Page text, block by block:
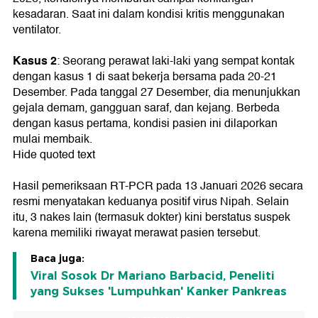
kesadaran. Saat ini dalam kondisi kritis menggunakan
ventilator.
Kasus 2: Seorang perawat laki-laki yang sempat kontak
dengan kasus 1 di saat bekerja bersama pada 20-21
Desember. Pada tanggal 27 Desember, dia menunjukkan
gejala demam, gangguan saraf, dan kejang. Berbeda
dengan kasus pertama, kondisi pasien ini dilaporkan
mulai membaik.
Hide quoted text
Hasil pemeriksaan RT-PCR pada 13 Januari 2026 secara
resmi menyatakan keduanya positif virus Nipah. Selain
itu, 3 nakes lain (termasuk dokter) kini berstatus suspek
karena memiliki riwayat merawat pasien tersebut.
Baca juga:
Viral Sosok Dr Mariano Barbacid, Peneliti
yang Sukses 'Lumpuhkan' Kanker Pankreas